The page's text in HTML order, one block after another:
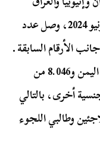
واليمن إلى اللجوء إلى مصر، فحتى 20 يونيو 2024، وصل عدد
الأرقام السابقة ـ
من إريتريا و18.419 من إثيوبيا و8.677 من اليمن و8.046 من
و5.683 من العراق وأكثر من 54 جنسية أخرى، بالتالي
وطالبي اللجوء